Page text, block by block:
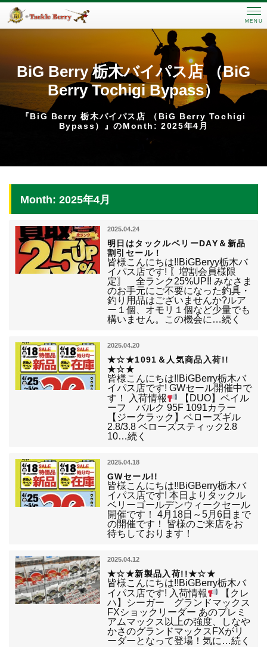
MENU
BiG Berry 栃木バイパス店 （BiG
Berry Tochigi Bypass）
『BiG Berry 栃木バイパス店 （BiG Berry Tochigi
Bypass）』のMonth: 2025年4月
Month: 2025年4月
2025.04.24
明日はタックルベリーDAY＆新品
割引セール！
皆様こんにちは!!BiGBeryy栃木バ
イパス店です! 〖増割会員様限
定〗 全ランク25%UP!! みなさま
のお手元にご不要になった釣具・
釣り用品はございませんか?ルア
ー１個、オモリ１個など少量でも
構いません。この機会に…続く
2025.04.20
★☆★1091＆人気商品入荷!!
★☆★
皆様こんにちは!!BiGBerry栃木バ
イパス店です! GWセール開催中で
す！ 入荷情報
【DUO】ベイル
ーフ バルク 95F 1091カラー
【ジークラック】ベローズギル
2.8/3.8 ベローズスティック2.8
10…続く
2025.04.18
GWセール!!
皆様こんにちは!!BiGBerry栃木バ
イパス店です! 本日よりタックル
ベリーゴールデンウィークセール
開催です！ 4月18日～5月6日まで
の開催です！ 皆様のご来店をお
待ちしております！
2025.04.12
★☆★新製品入荷!!★☆★
皆様こんにちは!!BiGBerry栃木バ
イパス店です! 入荷情報
【クレ
ハ】シーガー グランドマックス
FXショックリーダー あのプレミ
アムマックス以上の強度、しなや
かさのグランドマックスFXがリ
ーダーとなって登場！気に…続く